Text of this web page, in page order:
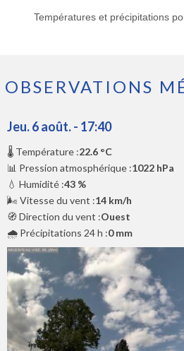
Températures et précipitations
OBSERVATIONS
Jeu. 6 août. - 17:40
🌡️ Température :22.6 °C
📊 Pression atmosphérique :1022 hPa
💧 Humidité :43 %
🌬️ Vitesse du vent :14 km/h
🧭 Direction du vent :Ouest
🌧️ Précipitations 24 h :0 mm